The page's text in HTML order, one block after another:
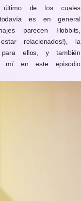
de los cuales
es en general
parecen Hobbits,
relacionados!), la
ellos, y también
mí en este episodio